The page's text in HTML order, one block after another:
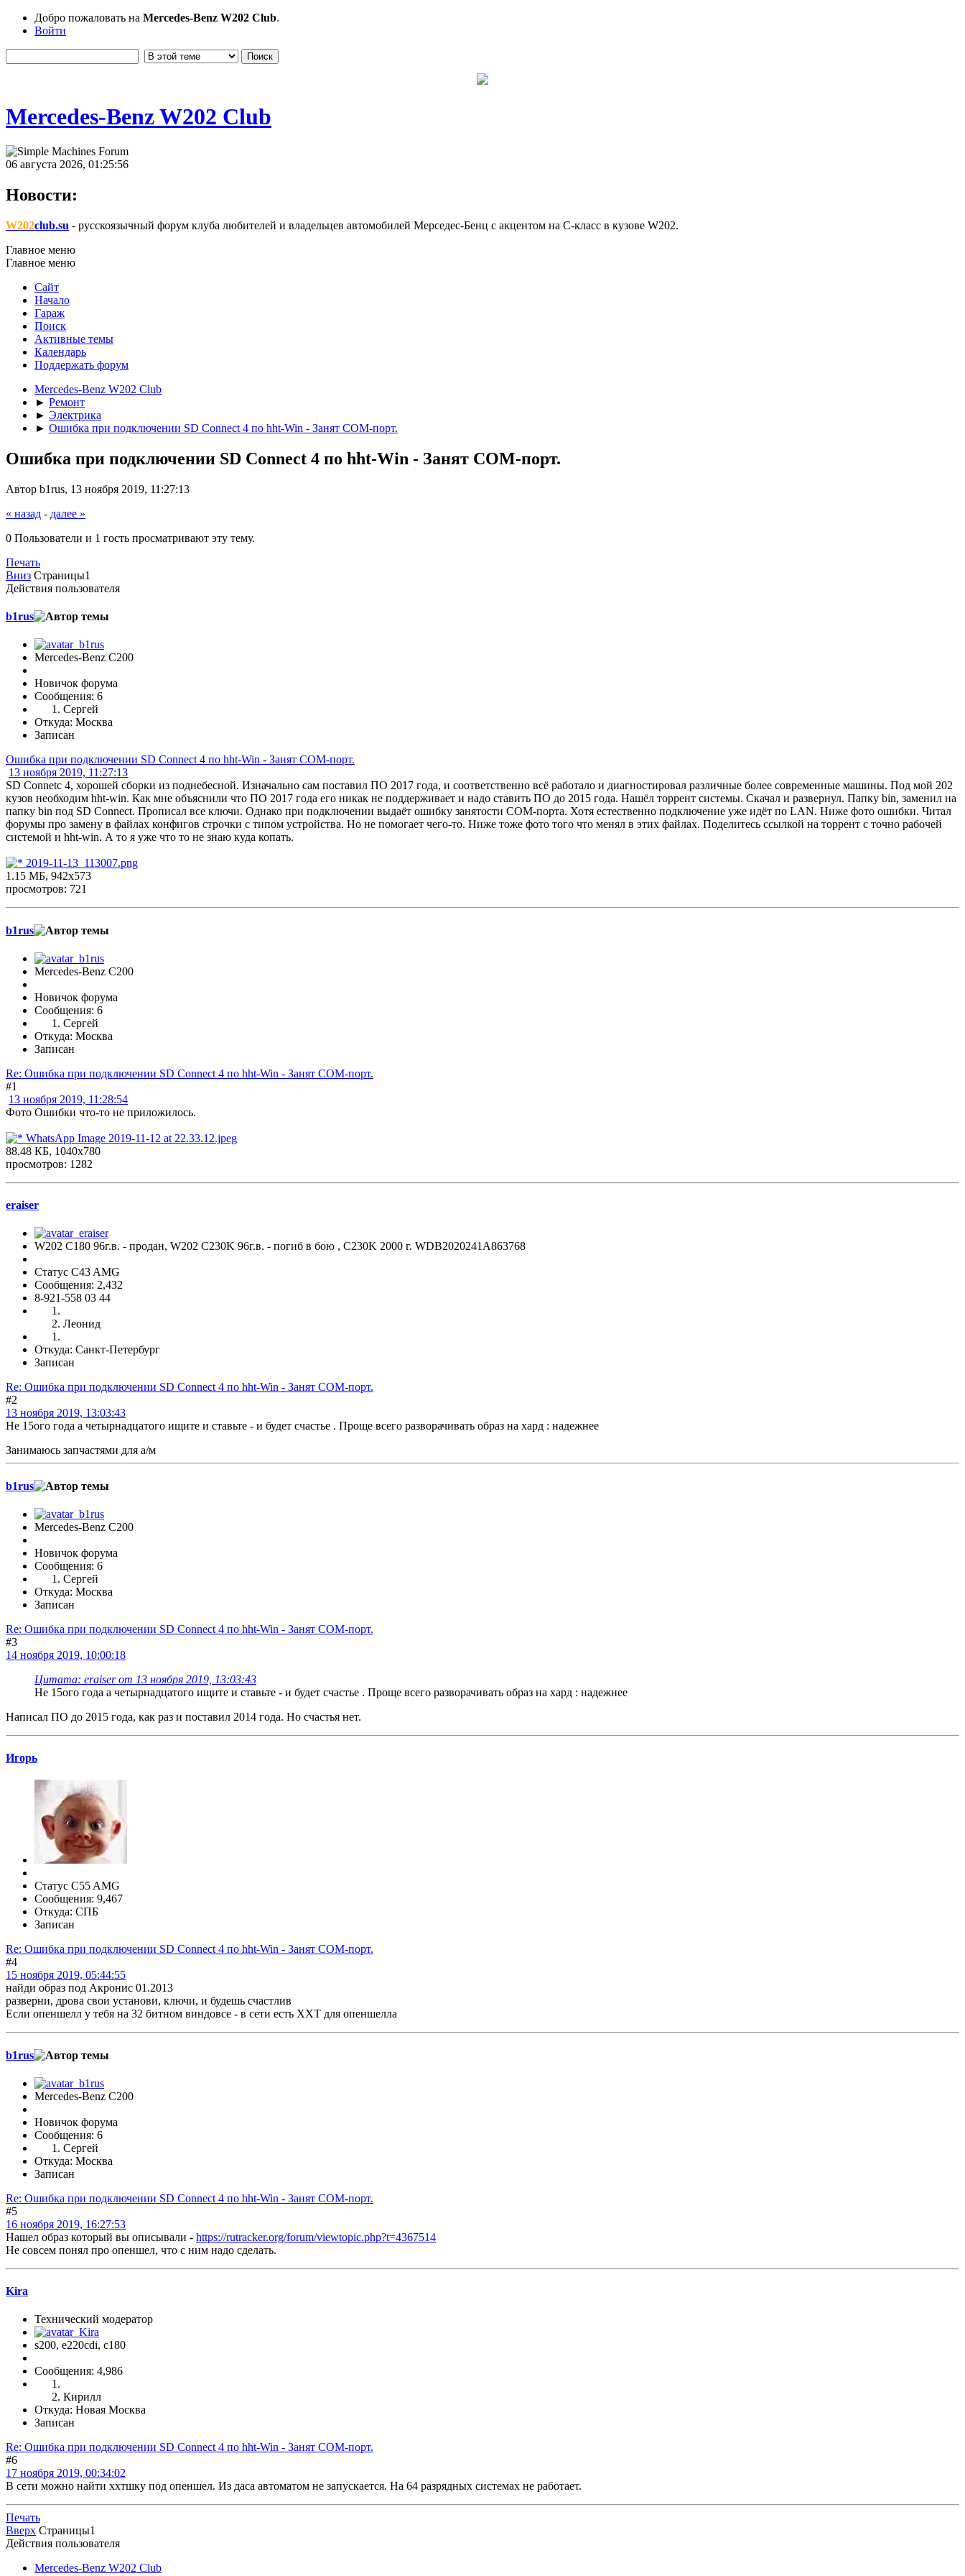
Добро пожаловать на Mercedes-Benz W202 Club.
Войти
Mercedes-Benz W202 Club
06 августа 2026, 01:25:56
Новости:
W202club.su - русскоязычный форум клуба любителей и владельцев автомобилей Мерседес-Бенц с акцентом на C-класс в кузове W202.
Главное меню
Главное меню
Сайт
Начало
Гараж
Поиск
Активные темы
Календарь
Поддержать форум
Mercedes-Benz W202 Club
► Ремонт
► Электрика
► Ошибка при подключении SD Connect 4 по hht-Win - Занят COM-порт.
Ошибка при подключении SD Connect 4 по hht-Win - Занят COM-порт.
Автор b1rus, 13 ноября 2019, 11:27:13
« назад - далее »
0 Пользователи и 1 гость просматривают эту тему.
Печать
Вниз Страницы1
Действия пользователя
b1rus
Mercedes-Benz C200
Новичок форума
Сообщения: 6
Сергей
Откуда: Москва
Записан
Ошибка при подключении SD Connect 4 по hht-Win - Занят COM-порт.
13 ноября 2019, 11:27:13
SD Connetc 4, хорошей сборки из поднебесной. Изначально сам поставил ПО 2017 года, и соответственно всё работало и диагностировал различные более современные машины. Под мой 202
кузов необходим hht-win. Как мне объяснили что ПО 2017 года его никак не поддерживает и надо ставить ПО до 2015 года. Нашёл торрент системы. Скачал и развернул. Папку bin, заменил на
папку bin под SD Connect. Прописал все ключи. Однако при подключении выдаёт ошибку занятости СОМ-порта. Хотя естественно подключение уже идёт по LAN. Ниже фото ошибки. Читал
форумы про замену в файлах конфигов строчки с типом устройства. Но не помогает чего-то. Ниже тоже фото того что менял в этих файлах. Поделитесь ссылкой на торрент с точно рабочей
системой и hht-win. А то я уже что то не знаю куда копать.
2019-11-13_113007.png
1.15 МБ, 942x573
просмотров: 721
b1rus
Mercedes-Benz C200
Новичок форума
Сообщения: 6
Сергей
Откуда: Москва
Записан
Re: Ошибка при подключении SD Connect 4 по hht-Win - Занят COM-порт.
#1
13 ноября 2019, 11:28:54
Фото Ошибки что-то не приложилось.
WhatsApp Image 2019-11-12 at 22.33.12.jpeg
88.48 КБ, 1040x780
просмотров: 1282
eraiser
W202 C180 96г.в. - продан, W202 C230K 96г.в. - погиб в бою , C230K 2000 г. WDB2020241A863768
Статус C43 AMG
Сообщения: 2,432
8-921-558 03 44
Леонид
Откуда: Санкт-Петербург
Записан
Re: Ошибка при подключении SD Connect 4 по hht-Win - Занят COM-порт.
#2
13 ноября 2019, 13:03:43
Не 15ого года а четырнадцатого ищите и ставьте - и будет счастье . Проще всего разворачивать образ на хард : надежнее
Занимаюсь запчастями для а/м
b1rus
Mercedes-Benz C200
Новичок форума
Сообщения: 6
Сергей
Откуда: Москва
Записан
Re: Ошибка при подключении SD Connect 4 по hht-Win - Занят COM-порт.
#3
14 ноября 2019, 10:00:18
Цитата: eraiser от 13 ноября 2019, 13:03:43
Не 15ого года а четырнадцатого ищите и ставьте - и будет счастье . Проще всего разворачивать образ на хард : надежнее
Написал ПО до 2015 года, как раз и поставил 2014 года. Но счастья нет.
Игорь
Статус C55 AMG
Сообщения: 9,467
Откуда: СПБ
Записан
Re: Ошибка при подключении SD Connect 4 по hht-Win - Занят COM-порт.
#4
15 ноября 2019, 05:44:55
найди образ под Акронис 01.2013
разверни, дрова свои установи, ключи, и будешь счастлив
Если опеншелл у тебя на 32 битном виндовсе - в сети есть ХХТ для опеншелла
b1rus
Mercedes-Benz C200
Новичок форума
Сообщения: 6
Сергей
Откуда: Москва
Записан
Re: Ошибка при подключении SD Connect 4 по hht-Win - Занят COM-порт.
#5
16 ноября 2019, 16:27:53
Нашел образ который вы описывали - https://rutracker.org/forum/viewtopic.php?t=4367514
Не совсем понял про опеншел, что с ним надо сделать.
Kira
Технический модератор
s200, е220cdi, с180
Сообщения: 4,986
Кирилл
Откуда: Новая Москва
Записан
Re: Ошибка при подключении SD Connect 4 по hht-Win - Занят COM-порт.
#6
17 ноября 2019, 00:34:02
В сети можно найти ххтшку под опеншел. Из даса автоматом не запускается. На 64 разрядных системах не работает.
Печать
Вверх Страницы1
Действия пользователя
Mercedes-Benz W202 Club